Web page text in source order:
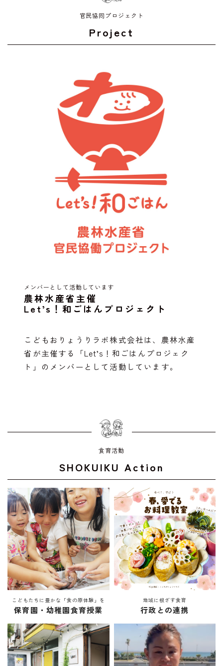
官民協同プロジェクト
Project
メンバーとして活動しています
農林水産省主催
Let’s！和ごはんプロジェクト
こどもおりょうりラボ株式会社は、農林水産
省が主催する「Let’s！和ごはんプロジェク
ト」のメンバーとして活動しています。
食育活動
SHOKUIKU Action
こどもたちに豊かな「食の原体験」を
保育園・幼稚園食育授業
地域に根ざす食育
行政との連携